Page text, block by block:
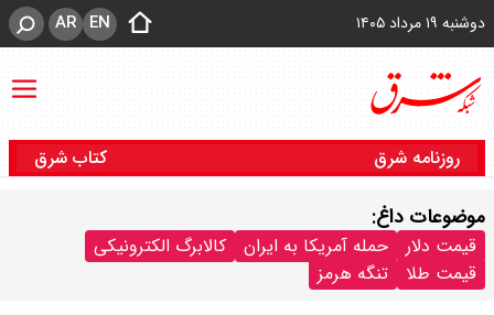
دوشنبه ۱۹ مرداد ۱۴۰۵ EN
AR
روزنامه شرق کتاب شرق
موضوعات داغ:
قیمت دلار حمله آمریکا به ایران
کالابرگ الکترونیکی
قیمت طلا
تنگه هرمز